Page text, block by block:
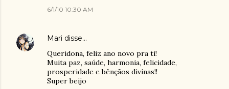
6/1/10 10:30 AM
Mari disse…
Queridona, feliz ano novo pra ti!
Muita paz, saúde, harmonia, felicidade,
prosperidade e bênçãos divinas!!
Super beijo